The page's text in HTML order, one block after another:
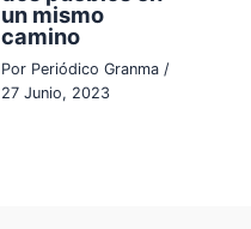
un mismo
camino
Por Periódico Granma /
27 Junio, 2023